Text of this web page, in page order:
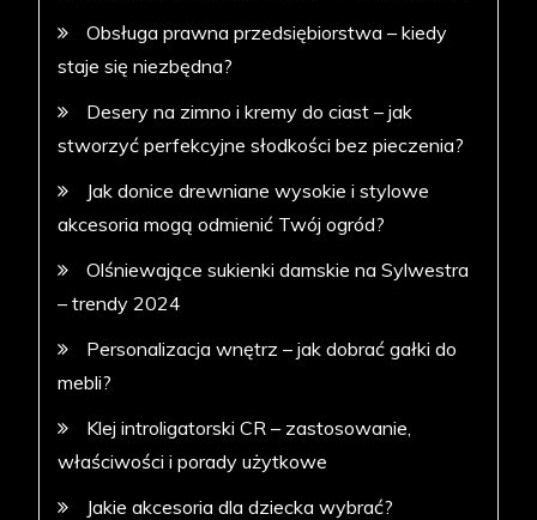
Obsługa prawna przedsiębiorstwa – kiedy
staje się niezbędna?
Desery na zimno i kremy do ciast – jak
stworzyć perfekcyjne słodkości bez pieczenia?
Jak donice drewniane wysokie i stylowe
akcesoria mogą odmienić Twój ogród?
Olśniewające sukienki damskie na Sylwestra
– trendy 2024
Personalizacja wnętrz – jak dobrać gałki do
mebli?
Klej introligatorski CR – zastosowanie,
właściwości i porady użytkowe
Jakie akcesoria dla dziecka wybrać?